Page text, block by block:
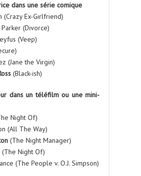
dans une série comique
(Crazy Ex-Girlfriend)
Parker (Divorce)
(Veep)
(Jane the Virgin)
(Black-ish)
dans un téléfilm ou une mini-
Night Of)
(All The Way)
(The Night Manager)
(The Night Of)
(The People v. O.J. Simpson)